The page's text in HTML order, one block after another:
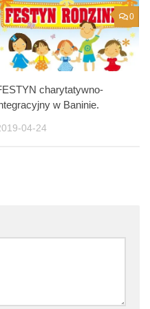
0
charytatywno-
w Baninie.
04-24